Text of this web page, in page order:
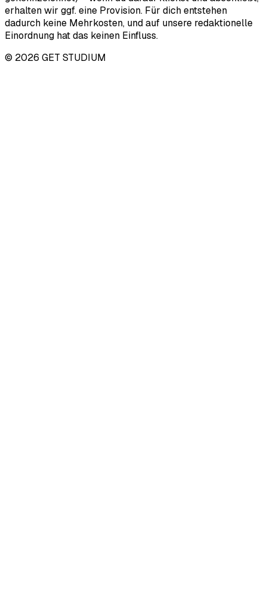
erhalten wir ggf. eine Provision. Für dich entstehen
dadurch keine Mehrkosten, und auf unsere redaktionelle
Einordnung hat das keinen Einfluss.
© 2026 GET STUDIUM